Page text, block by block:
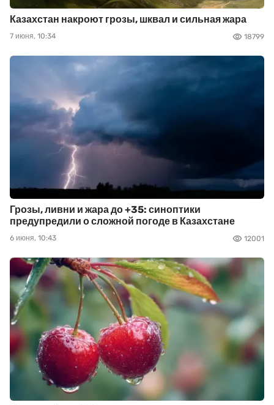
Казахстан накроют грозы, шквал и сильная жара
7 июня, 10:34 18799
Грозы, ливни и жара до +35: синоптики
предупредили о сложной погоде в Казахстане
6 июня, 10:43 12001